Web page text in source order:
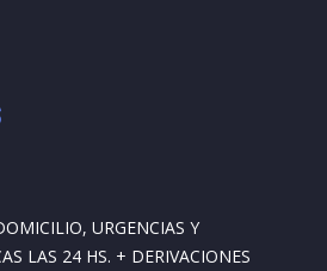
URGENCIAS Y
LAS 24 HS. + DERIVACIONES